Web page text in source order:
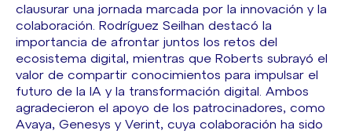
clausurar una jornada marcada por la innovación y la
colaboración. Rodríguez Seilhan destacó la
importancia de afrontar juntos los retos del
ecosistema digital, mientras que Roberts subrayó el
valor de compartir conocimientos para impulsar el
futuro de la IA y la transformación digital. Ambos
agradecieron el apoyo de los patrocinadores, como
Avaya, Genesys y Verint, cuya colaboración ha sido